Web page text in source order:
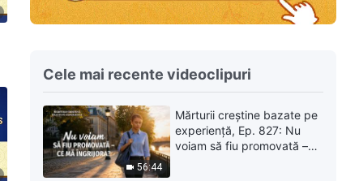
Cele mai recente videoclipuri
56:44
Mărturii creștine bazate pe
experiență, Ep. 827: Nu
voiam să fiu promovată –